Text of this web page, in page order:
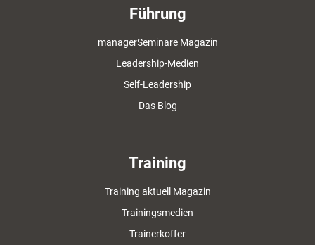
Führung
managerSeminare Magazin
Leadership-Medien
Self-Leadership
Das Blog
Training
Training aktuell Magazin
Trainingsmedien
Trainerkoffer